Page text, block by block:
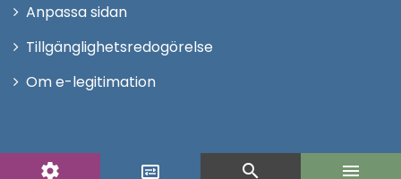
settings display_settings search menu
Anpassa sidan
Tillgänglighetsredogörelse
Om e-legitimation